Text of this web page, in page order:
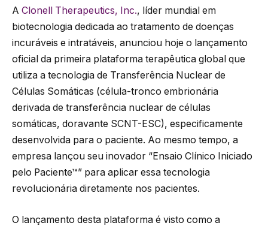
A Clonell Therapeutics, Inc., líder mundial em
biotecnologia dedicada ao tratamento de doenças
incuráveis e intratáveis, anunciou hoje o lançamento
oficial da primeira plataforma terapêutica global que
utiliza a tecnologia de Transferência Nuclear de
Células Somáticas (célula-tronco embrionária
derivada de transferência nuclear de células
somáticas, doravante SCNT-ESC), especificamente
desenvolvida para o paciente. Ao mesmo tempo, a
empresa lançou seu inovador “Ensaio Clínico Iniciado
pelo Paciente™” para aplicar essa tecnologia
revolucionária diretamente nos pacientes.
O lançamento desta plataforma é visto como a